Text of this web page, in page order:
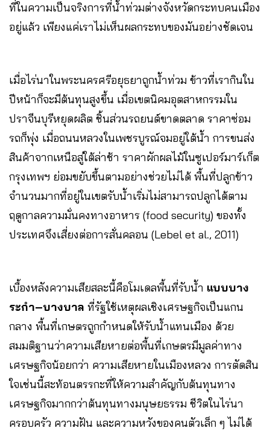
ที่ในความเป็นจริงการที่น้ำท่วมต่างจังหวัดกระทบคนเมือง
อยู่แล้ว เพียงแค่เราไม่เห็นผลกระทบของมันอย่างชัดเจน
เมื่อไร่นาในพระนครศรีอยุธยาถูกน้ำท่วม ข้าวที่เรากินใน
ปีหน้าก็จะมีต้นทุนสูงขึ้น เมื่อเขตนิคมอุตสาหกรรมใน
ปราจีนบุรีหยุดผลิต ชิ้นส่วนรถยนต์ขาดตลาด ราคาซ่อม
รถก็พุ่ง เมื่อถนนหลวงในเพชรบูรณ์จมอยู่ใต้น้ำ การขนส่ง
สินค้าจากเหนือสู่ใต้ล่าช้า ราคาผักผลไม้ในซูเปอร์มาร์เก็ต
กรุงเทพฯ ย่อมขยับขึ้นตามอย่างช่วยไม่ได้ พื้นที่ปลูกข้าว
จำนวนมากที่อยู่ในเขตรับน้ำเริ่มไม่สามารถปลูกได้ตาม
ฤดูกาลความมั่นคงทางอาหาร (food security) ของทั้ง
ประเทศจึงเสี่ยงต่อการสั่นคลอน (Lebel et al., 2011)
เบื้องหลังความเสียสละนี้คือโมเดลพื้นที่รับน้ำ แบบบาง
ระกำ–บางบาล ที่รัฐใช้เหตุผลเชิงเศรษฐกิจเป็นแกน
กลาง พื้นที่เกษตรถูกกำหนดให้รับน้ำแทนเมือง ด้วย
สมมติฐานว่าความเสียหายต่อพื้นที่เกษตรมีมูลค่าทาง
เศรษฐกิจน้อยกว่า ความเสียหายในเมืองหลวง การตัดสิน
ใจเช่นนี้สะท้อนตรรกะที่ให้ความสำคัญกับต้นทุนทาง
เศรษฐกิจมากกว่าต้นทุนทางมนุษยธรรม ชีวิตในไร่นา
ครอบครัว ความฝัน และความหวังของคนตัวเล็ก ๆ ไม่ได้